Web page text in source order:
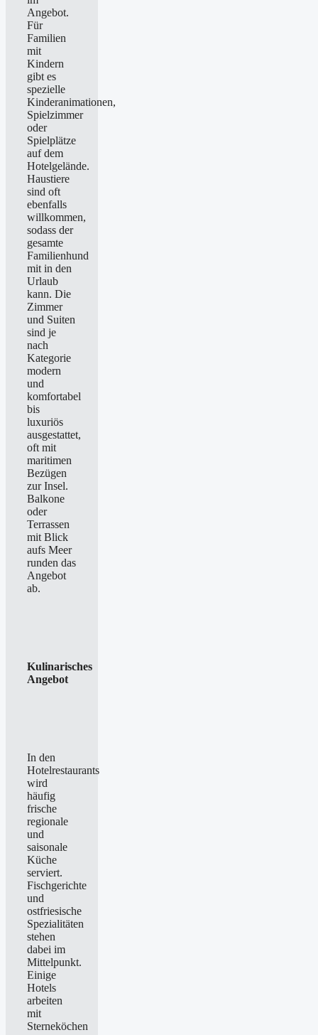
Angebot.
Für
Familien
mit
Kindern
gibt es
spezielle
Kinderanimationen,
Spielzimmer
oder
Spielplätze
auf dem
Hotelgelände.
Haustiere
sind oft
ebenfalls
willkommen,
sodass der
gesamte
Familienhund
mit in den
Urlaub
kann. Die
Zimmer
und Suiten
sind je
nach
Kategorie
modern
und
komfortabel
bis
luxuriös
ausgestattet,
oft mit
maritimen
Bezügen
zur Insel.
Balkone
oder
Terrassen
mit Blick
aufs Meer
runden das
Angebot
ab.
Kulinarisches
Angebot
In den
Hotelrestaurants
wird
häufig
frische
regionale
und
saisonale
Küche
serviert.
Fischgerichte
und
ostfriesische
Spezialitäten
stehen
dabei im
Mittelpunkt.
Einige
Hotels
arbeiten
mit
Sterneköchen